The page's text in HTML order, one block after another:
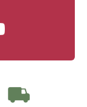
Youtube